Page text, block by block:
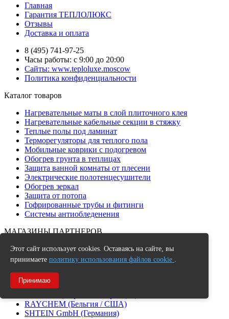
Главная
Гарантия ТЕПЛОЛЮКС
Отзывы
Доставка и оплата
8 (495) 741-97-25
Часы работы: с 9:00 до 20:00
Сайты: www.teploluxe.moscow
Политика конфиденциальности
Каталог товаров
Нагревательные маты в слой плиточного клея
Нагревательные кабельные секции в стяжку
Теплые полы под ламинат
Терморегуляторы для теплого пола
Мобильные коврики с подогревом
Обогрев грунта в теплицах
Защита ванной комнаты от плесени
Электрические полотенцесушители
Обогрев зеркал
Защита от потопа
Гофрированные трубы и фитинги
Системы антиобледенения
МАГАЗИНЫ ПАРТНЕРОВ
ERGERT (Германия, Польша)
DEVI (Дания / Польша)
AURA (Россия / Германия)
THERMO (Швеция)
RAYCHEM (Бельгия / США)
SHTEIN GmbH (Германия)
Этот сайт использует cookies. Оставаясь на сайте, вы
принимаете политику использования файлов cookie .
Принимаю